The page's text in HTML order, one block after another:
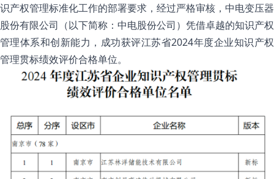
识产权管理标准化工作的部署要求，经过严格审核，中电变压器
股份有限公司（以下简称：中电股份公司）凭借卓越的知识产权
管理体系和创新能力，成功获评江苏省2024年度企业知识产权
管理贯标绩效评价合格单位。